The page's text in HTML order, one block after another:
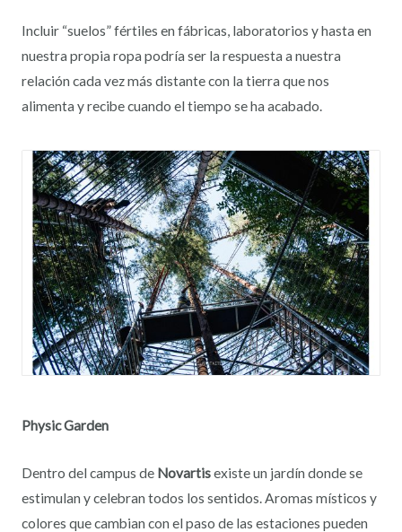
Incluir “suelos” fértiles en fábricas, laboratorios y hasta en
nuestra propia ropa podría ser la respuesta a nuestra
relación cada vez más distante con la tierra que nos
alimenta y recibe cuando el tiempo se ha acabado.
Physic Garden
Dentro del campus de Novartisexiste un jardín donde se
estimulan y celebran todos los sentidos. Aromas místicos y
colores que cambian con el paso de las estaciones pueden